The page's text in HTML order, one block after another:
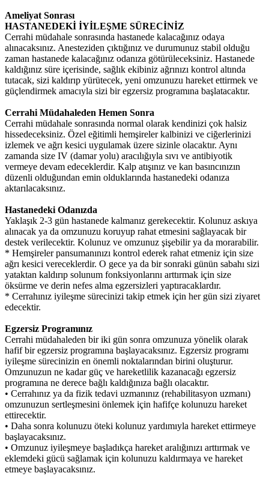
Ameliyat Sonrası
HASTANEDEKİ İYİLEŞME SÜRECİNİZ
Cerrahi müdahale sonrasında hastanede kalacağınız odaya
alınacaksınız. Anesteziden çıktığınız ve durumunuz stabil olduğu
zaman hastanede kalacağınız odanıza götürüleceksiniz. Hastanede
kaldığınız süre içerisinde, sağlık ekibiniz ağrınızı kontrol altında
tutacak, sizi kaldırıp yürütecek, yeni omzunuzu hareket ettirmek ve
güçlendirmek amacıyla sizi bir egzersiz programına başlatacaktır.
Cerrahi Müdahaleden Hemen Sonra
Cerrahi müdahale sonrasında normal olarak kendinizi çok halsiz
hissedeceksiniz. Özel eğitimli hemşireler kalbinizi ve ciğerlerinizi
izlemek ve ağrı kesici uygulamak üzere sizinle olacaktır. Aynı
zamanda size IV (damar yolu) aracılığıyla sıvı ve antibiyotik
vermeye devam edeceklerdir. Kalp atışınız ve kan basıncınızın
düzenli olduğundan emin olduklarında hastanedeki odanıza
aktarılacaksınız.
Hastanedeki Odanızda
Yaklaşık 2-3 gün hastanede kalmanız gerekecektir. Kolunuz askıya
alınacak ya da omzunuzu koruyup rahat etmesini sağlayacak bir
destek verilecektir. Kolunuz ve omzunuz şişebilir ya da morarabilir.
* Hemşireler pansumanınızı kontrol ederek rahat etmeniz için size
ağrı kesici vereceklerdir. O gece ya da bir sonraki günün sabahı sizi
yataktan kaldırıp solunum fonksiyonlarını arttırmak için size
öksürme ve derin nefes alma egzersizleri yaptıracaklardır.
* Cerrahınız iyileşme sürecinizi takip etmek için her gün sizi ziyaret
edecektir.
Egzersiz Programınız
Cerrahi müdahaleden bir iki gün sonra omzunuza yönelik olarak
hafif bir egzersiz programına başlayacaksınız. Egzersiz programı
iyileşme sürecinizin en önemli noktalarından birini oluşturur.
Omzunuzun ne kadar güç ve hareketlilik kazanacağı egzersiz
programına ne derece bağlı kaldığınıza bağlı olacaktır.
• Cerrahınız ya da fizik tedavi uzmanınız (rehabilitasyon uzmanı)
omzunuzun sertleşmesini önlemek için hafifçe kolunuzu hareket
ettirecektir.
• Daha sonra kolunuzu öteki kolunuz yardımıyla hareket ettirmeye
başlayacaksınız.
• Omzunuz iyileşmeye başladıkça hareket aralığınızı arttırmak ve
eklemdeki gücü sağlamak için kolunuzu kaldırmaya ve hareket
etmeye başlayacaksınız.